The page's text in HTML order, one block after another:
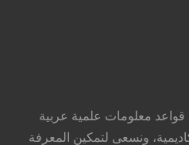
معلومات علمية عربية
ونسعى لتمكين المعرفة